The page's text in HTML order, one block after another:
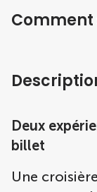
Comment
Deux
billet
Une